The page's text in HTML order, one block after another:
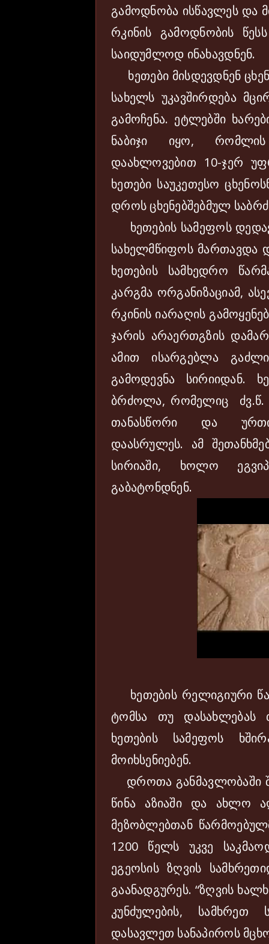
გამოდნობა ისწავლეს და
რკინის გამოდნობის
საიდუმლოდ ინახავდნენ.
ხეთები მისდევდნენ
სახელს უკავშირდება
გამოჩენა. ეტლებში
ნაბიჯი იყო,
დაახლოვებით 10-ჯერ
ხეთები საუკეთესო
დროს ცხენებშებმულ
ხეთების სამეფოს
სახელმწიფოს მართავდა
ხეთების სამხედრო
კარგმა ორგანიზაციამ,
რკინის იარაღის
ჯარის არაერთგზის
ამით ისარგებლა
გამოდევნა სირიიდან.
ბრძოლა, რომელიც ძვ.წ.
თანასწორი და
დაასრულეს. ამ
სირიაში, ხოლო
გაბატონდნენ.
ხეთების რელიგიური
ტომსა თუ დასახლებას
ხეთების სამეფოს
მოიხსენიებენ.
დროთა განმავლობაში
წინა აზიაში და ახლო
მეზობლებთან
1200 წელს უკვე
ეგეოსის ზღვის
გაანადგურეს. “ზღვის
კუნძულების, სამხრეთ
დასავლეთ სანაპიროს